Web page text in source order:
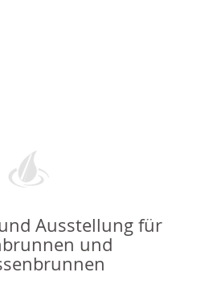
Ausstellung für
und